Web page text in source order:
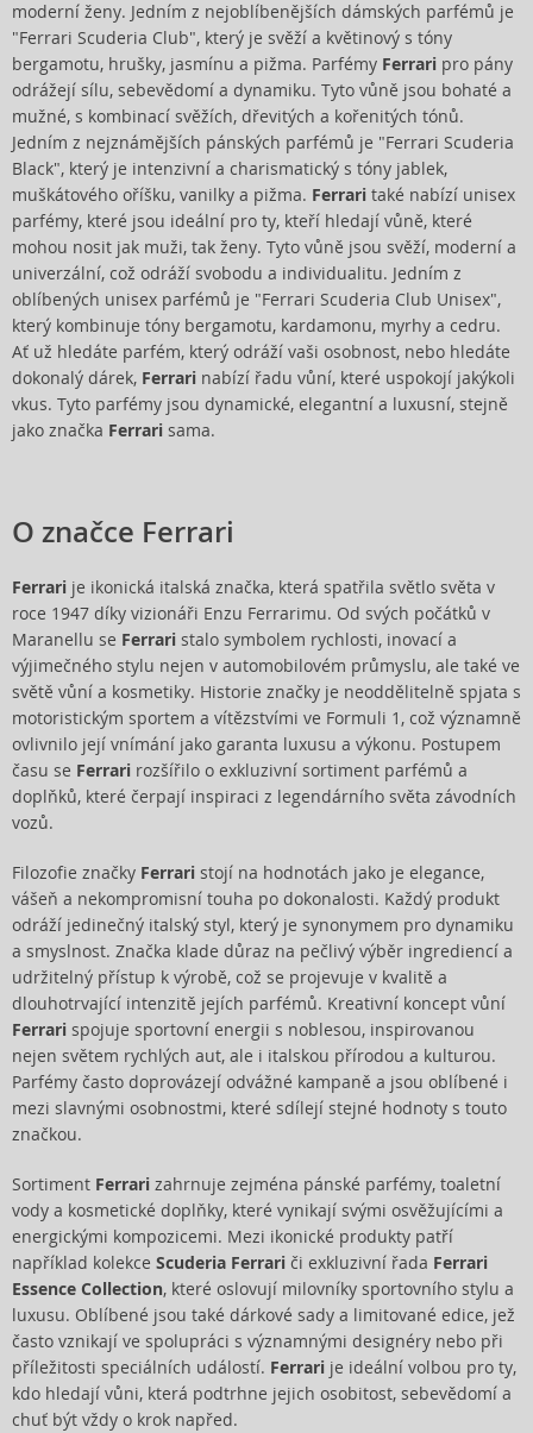
moderní ženy. Jedním z nejoblíbenějších dámských parfémů je
"Ferrari Scuderia Club", který je svěží a květinový s tóny
bergamotu, hrušky, jasmínu a pižma. Parfémy Ferrari pro pány
odrážejí sílu, sebevědomí a dynamiku. Tyto vůně jsou bohaté a
mužné, s kombinací svěžích, dřevitých a kořenitých tónů.
Jedním z nejznámějších pánských parfémů je "Ferrari Scuderia
Black", který je intenzivní a charismatický s tóny jablek,
muškátového oříšku, vanilky a pižma. Ferrari také nabízí unisex
parfémy, které jsou ideální pro ty, kteří hledají vůně, které
mohou nosit jak muži, tak ženy. Tyto vůně jsou svěží, moderní a
univerzální, což odráží svobodu a individualitu. Jedním z
oblíbených unisex parfémů je "Ferrari Scuderia Club Unisex",
který kombinuje tóny bergamotu, kardamonu, myrhy a cedru.
Ať už hledáte parfém, který odráží vaši osobnost, nebo hledáte
dokonalý dárek, Ferrari nabízí řadu vůní, které uspokojí jakýkoli
vkus. Tyto parfémy jsou dynamické, elegantní a luxusní, stejně
jako značka Ferrari sama.
O značce Ferrari
Ferrari je ikonická italská značka, která spatřila světlo světa v
roce 1947 díky vizionáři Enzu Ferrarimu. Od svých počátků v
Maranellu se Ferrari stalo symbolem rychlosti, inovací a
výjimečného stylu nejen v automobilovém průmyslu, ale také ve
světě vůní a kosmetiky. Historie značky je neoddělitelně spjata s
motoristickým sportem a vítězstvími ve Formuli 1, což významně
ovlivnilo její vnímání jako garanta luxusu a výkonu. Postupem
času se Ferrari rozšířilo o exkluzivní sortiment parfémů a
doplňků, které čerpají inspiraci z legendárního světa závodních
vozů.
Filozofie značky Ferrari stojí na hodnotách jako je elegance,
vášeň a nekompromisní touha po dokonalosti. Každý produkt
odráží jedinečný italský styl, který je synonymem pro dynamiku
a smyslnost. Značka klade důraz na pečlivý výběr ingrediencí a
udržitelný přístup k výrobě, což se projevuje v kvalitě a
dlouhotrvající intenzitě jejích parfémů. Kreativní koncept vůní
Ferrari spojuje sportovní energii s noblesou, inspirovanou
nejen světem rychlých aut, ale i italskou přírodou a kulturou.
Parfémy často doprovázejí odvážné kampaně a jsou oblíbené i
mezi slavnými osobnostmi, které sdílejí stejné hodnoty s touto
značkou.
Sortiment Ferrari zahrnuje zejména pánské parfémy, toaletní
vody a kosmetické doplňky, které vynikají svými osvěžujícími a
energickými kompozicemi. Mezi ikonické produkty patří
například kolekce Scuderia Ferrari či exkluzivní řada Ferrari
Essence Collection, které oslovují milovníky sportovního stylu a
luxusu. Oblíbené jsou také dárkové sady a limitované edice, jež
často vznikají ve spolupráci s významnými designéry nebo při
příležitosti speciálních událostí. Ferrari je ideální volbou pro ty,
kdo hledají vůni, která podtrhne jejich osobitost, sebevědomí a
chuť být vždy o krok napřed.